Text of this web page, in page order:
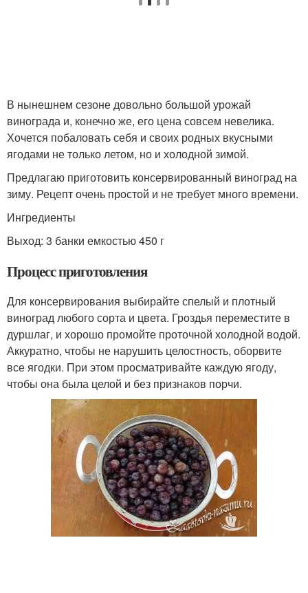
В нынешнем сезоне довольно большой урожай
винограда и, конечно же, его цена совсем невелика.
Хочется побаловать себя и своих родных вкусными
ягодами не только летом, но и холодной зимой.
Предлагаю приготовить консервированный виноград на
зиму. Рецепт очень простой и не требует много времени.
Ингредиенты
Выход: 3 банки емкостью 450 г
Процесс приготовления
Для консервирования выбирайте спелый и плотный
виноград любого сорта и цвета. Гроздья переместите в
дуршлаг, и хорошо промойте проточной холодной водой.
Аккуратно, чтобы не нарушить целостность, оборвите
все ягодки. При этом просматривайте каждую ягоду,
чтобы она была целой и без признаков порчи.